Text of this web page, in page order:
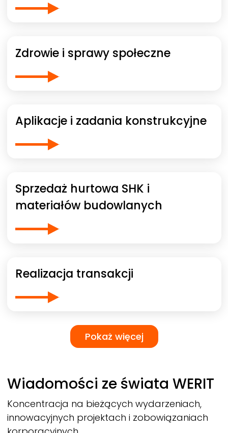
Zdrowie i sprawy społeczne
Aplikacje i zadania konstrukcyjne
Sprzedaż hurtowa SHK i
materiałów budowlanych
Realizacja transakcji
Pagination
Pokaż więcej
Pokaż więcej
Wiadomości ze świata WERIT
Koncentracja na bieżących wydarzeniach,
innowacyjnych projektach i zobowiązaniach